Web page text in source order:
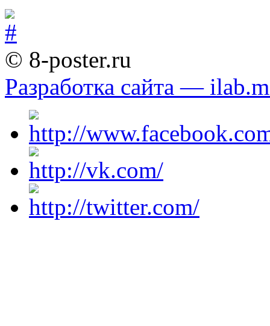
© 8-poster.ru
Разработка сайта —